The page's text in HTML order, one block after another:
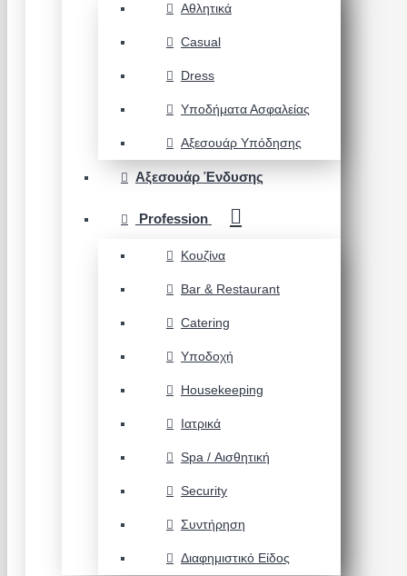
Αθλητικά
Casual
Dress
Υποδήματα Ασφαλείας
Αξεσουάρ Υπόδησης
Αξεσουάρ Ένδυσης
Profession
Κουζίνα
Bar & Restaurant
Catering
Υποδοχή
Housekeeping
Ιατρικά
Spa / Αισθητική
Security
Συντήρηση
Διαφημιστικό Είδος